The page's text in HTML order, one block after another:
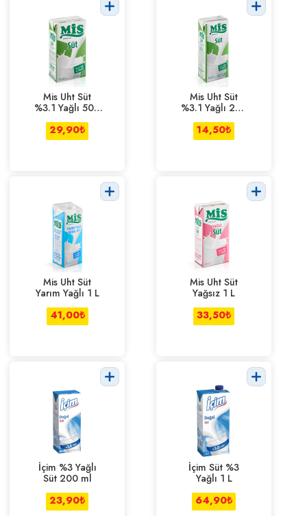
Mis Uht Süt
%3.1 Yağlı 500
ml
29,90₺
Mis Uht Süt
%3.1 Yağlı 200
ml
14,50₺
Mis Uht Süt
Yarım Yağlı 1 L
41,00₺
Mis Uht Süt
Yağsız 1 L
33,50₺
İçim %3 Yağlı
Süt 200 ml
23,90₺
İçim Süt %3
Yağlı 1 L
64,90₺